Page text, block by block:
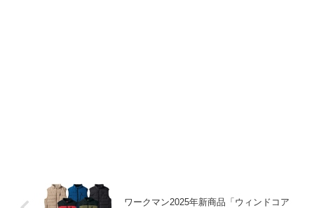
ワークマン2025年新商品「ウィンドコア